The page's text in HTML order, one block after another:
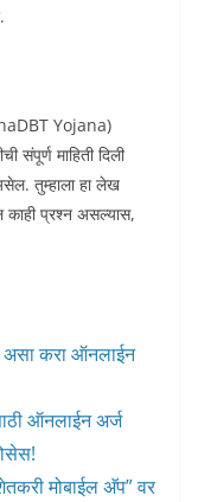
.
Yojana)
संपूर्ण माहिती दिली
तुम्हाला हा लेख
काही प्रश्न असल्यास,
असा करा ऑनलाईन
ऑनलाईन अर्ज
मोबाईल अ‍ॅप” वर